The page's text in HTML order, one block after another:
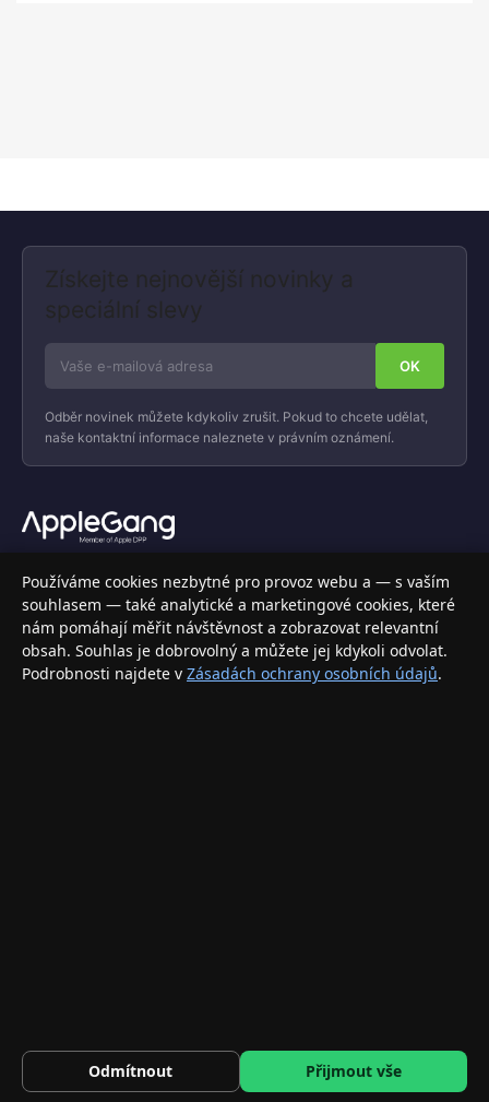
551 Kč DO KOŠÍKU
Získejte nejnovější novinky a
speciální slevy
Odběr novinek můžete kdykoliv zrušit. Pokud to chcete udělat,
naše kontaktní informace naleznete v právním oznámení.
Váš specializovaný obchod s Apple produkty, příslušenstvím a
elektronikou. Nakupujte bezpečně a s jistotou.
INFORMACE
Doprava a doručení
© 2026 AppleGang.cz – Všechna práva vyhrazena
Používáme cookies nezbytné pro provoz webu a — s vaším
souhlasem — také analytické a marketingové cookies, které
nám pomáhají měřit návštěvnost a zobrazovat relevantní
obsah. Souhlas je dobrovolný a můžete jej kdykoli odvolat.
Podrobnosti najdete v Zásadách ochrany osobních údajů.
Odmítnout Přijmout vše